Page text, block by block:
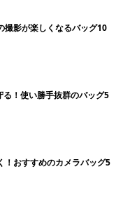
撮影が楽しくなるバッグ10
！使い勝手抜群のバッグ5
！おすすめのカメラバッグ5